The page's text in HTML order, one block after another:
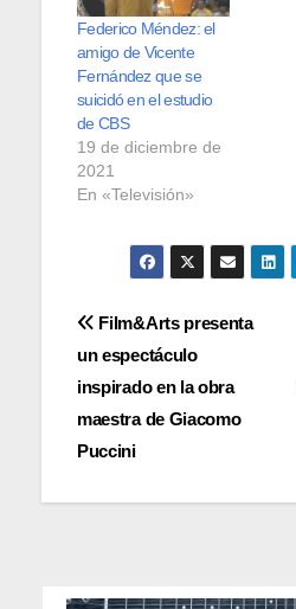
Federico Méndez: el
amigo de Vicente
Fernández que se
suicidó en el estudio
de CBS
19 de diciembre de
2021
En «Televisión»
Navegación
de
entradas
Film&Arts presenta
un espectáculo
inspirado en la obra
maestra de Giacomo
Puccini